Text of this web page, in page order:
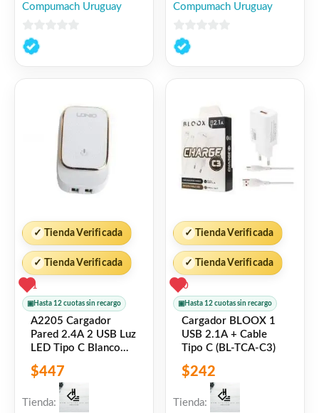
Compumach Uruguay
0
de
Compumach Uruguay
0
de
✓ Tienda Verificada
✓ Tienda Verificada
1
▣ Hasta 12 cuotas sin recargo
A2205 Cargador
Pared 2.4A 2 USB Luz
LED Tipo C Blanco
LDNIO
$447
Tienda:
✓ Tienda Verificada
✓ Tienda Verificada
0
▣ Hasta 12 cuotas sin recargo
Cargador BLOOX 1
USB 2.1A + Cable
Tipo C (BL-TCA-C3)
$242
Tienda: